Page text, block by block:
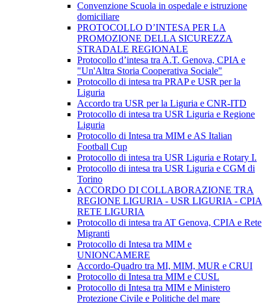
Convenzione Scuola in ospedale e istruzione
domiciliare
PROTOCOLLO D’INTESA PER LA
PROMOZIONE DELLA SICUREZZA
STRADALE REGIONALE
Protocollo d’intesa tra A.T. Genova, CPIA e
"Un'Altra Storia Cooperativa Sociale"
Protocollo di intesa tra PRAP e USR per la
Liguria
Accordo tra USR per la Liguria e CNR-ITD
Protocollo di intesa tra USR Liguria e Regione
Liguria
Protocollo di Intesa tra MIM e AS Italian
Football Cup
Protocollo di intesa tra USR Liguria e Rotary I.
Protocollo di intesa tra USR Liguria e CGM di
Torino
ACCORDO DI COLLABORAZIONE TRA
REGIONE LIGURIA - USR LIGURIA - CPIA
RETE LIGURIA
Protocollo di intesa tra AT Genova, CPIA e Rete
Migranti
Protocollo di Intesa tra MIM e
UNIONCAMERE
Accordo-Quadro tra MI, MIM, MUR e CRUI
Protocollo di Intesa tra MIM e CUSL
Protocollo di Intesa tra MIM e Ministero
Protezione Civile e Politiche del mare